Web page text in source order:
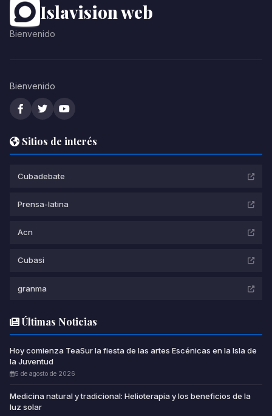
Islavision web
Bienvenido
Bienvenido
Sitios de interés
Cubadebate
Prensa-latina
Acn
Cubasi
granma
Últimas Noticias
Hoy comienza TeaSur la fiesta de las artes Escénicas en la Isla de
la Juventud
5 de agosto de 2026
Medicina natural y tradicional: Helioterapia y los beneficios de la
luz solar